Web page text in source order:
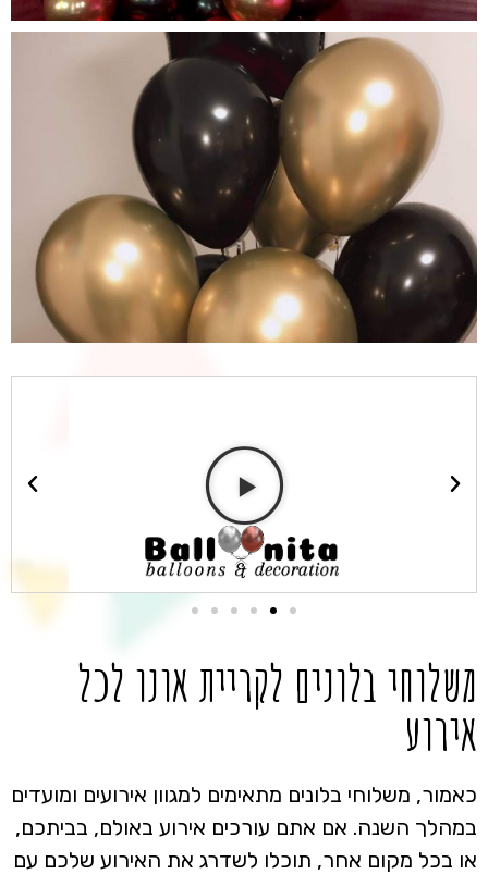
משלוחי בלונים לקריית אונו לכל
אירוע
כאמור, משלוחי בלונים מתאימים למגוון אירועים ומועדים
במהלך השנה. אם אתם עורכים אירוע באולם, בביתכם,
או בכל מקום אחר, תוכלו לשדרג את האירוע שלכם עם